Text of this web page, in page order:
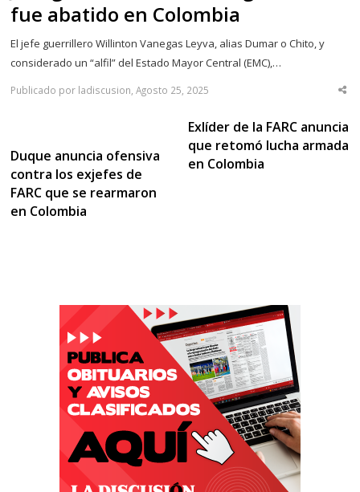
fue abatido en Colombia
El jefe guerrillero Willinton Vanegas Leyva, alias Dumar o Chito, y
considerado un “alfil” del Estado Mayor Central (EMC),…
Publicado por ladiscusion, Agosto 25, 2025
Duque anuncia ofensiva
contra los exjefes de
FARC que se rearmaron
en Colombia
Exlíder de la FARC anuncia
que retomó lucha armada
en Colombia